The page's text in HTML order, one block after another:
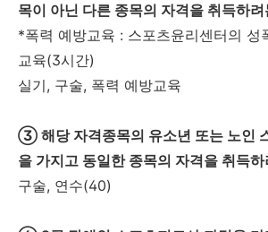
목이 아닌 다른 종목의 자격을 취득하
*폭력 예방교육 : 스포츠윤리센터의 성
교육(3시간)
실기, 구술, 폭력 예방교육
③ 해당 자격종목의 유소년 또는 노인
을 가지고 동일한 종목의 자격을 취득
구술, 연수(40)